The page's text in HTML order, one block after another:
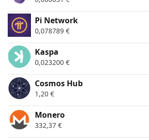
Pi Network
0,078789 €
Kaspa
0,023200 €
Cosmos Hub
1,20 €
Monero
332,37 €